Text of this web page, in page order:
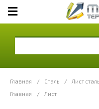
Главная / Сталь /
Лист
Главная
/ Лист